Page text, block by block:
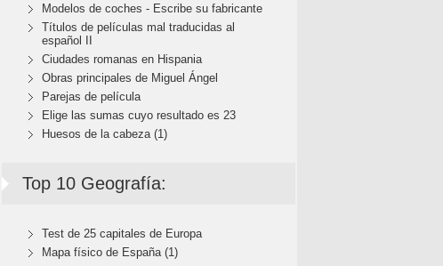
Modelos de coches - Escribe su fabricante
Títulos de películas mal traducidas al
español II
Ciudades romanas en Hispania
Obras principales de Miguel Ángel
Parejas de película
Elige las sumas cuyo resultado es 23
Huesos de la cabeza (1)
Top 10 Geografía:
Test de 25 capitales de Europa
Mapa físico de España (1)